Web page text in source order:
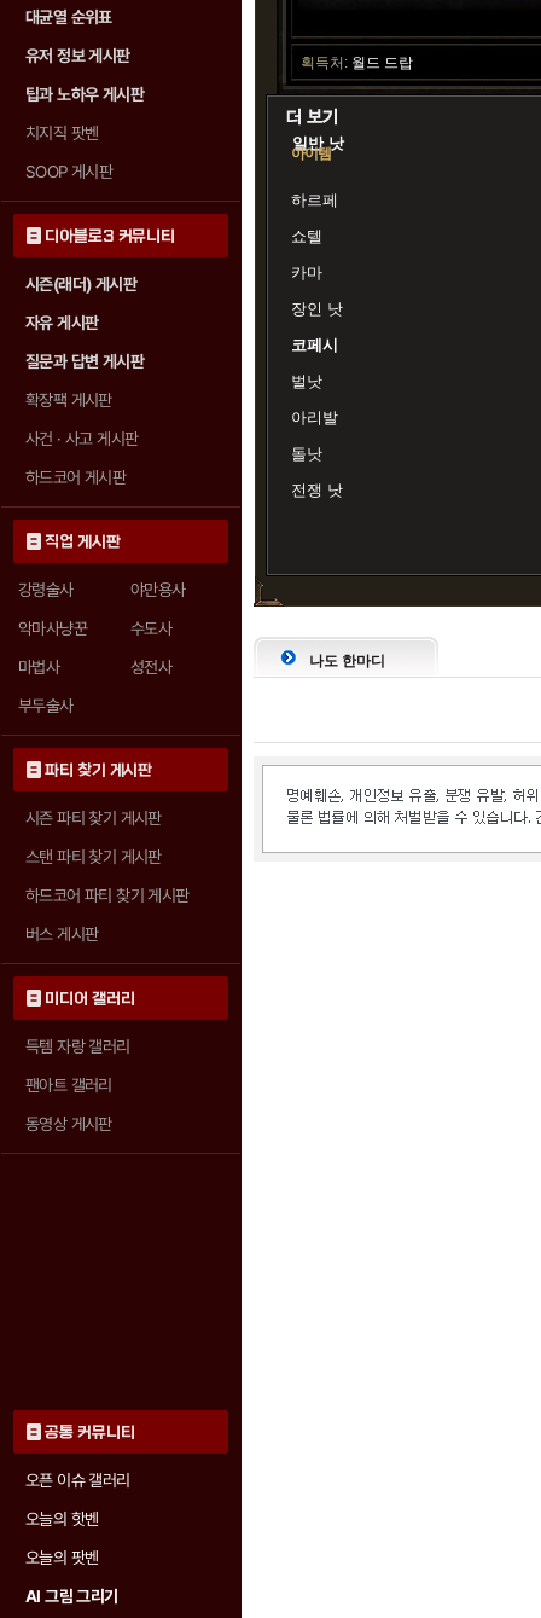
대균열 순위표
유저 정보 게시판
팁과 노하우 게시판
치지직 팟벤
SOOP 게시판
디아블로3 커뮤니티
시즌(래더) 게시판
자유 게시판
질문과 답변 게시판
확장팩 게시판
사건 · 사고 게시판
하드코어 게시판
직업 게시판
강령술사
야만용사
악마사냥꾼
수도사
마법사
성전사
부두술사
파티 찾기 게시판
시즌 파티 찾기 게시판
스탠 파티 찾기 게시판
하드코어 파티 찾기 게시판
버스 게시판
미디어 갤러리
득템 자랑 갤러리
팬아트 갤러리
동영상 게시판
공통 커뮤니티
오픈 이슈 갤러리
오늘의 핫벤
오늘의 팟벤
AI 그림 그리기
획득처: 월드 드랍
일반 낫
아이템
하르페
쇼텔
카마
장인 낫
코페시
벌낫
아리발
돌낫
전쟁 낫
나도 한마디